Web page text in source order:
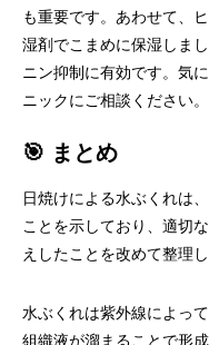
も重要です。あわせて、
湿剤でこまめに保湿しま
ニン抑制に有効です。気
ニックにご相談ください。
🎯 まとめ
日焼けによる水ぶくれは
ことを示しており、適切
えしたことを改めて整理し
水ぶくれは紫外線によっ
組織液が溜まることで形